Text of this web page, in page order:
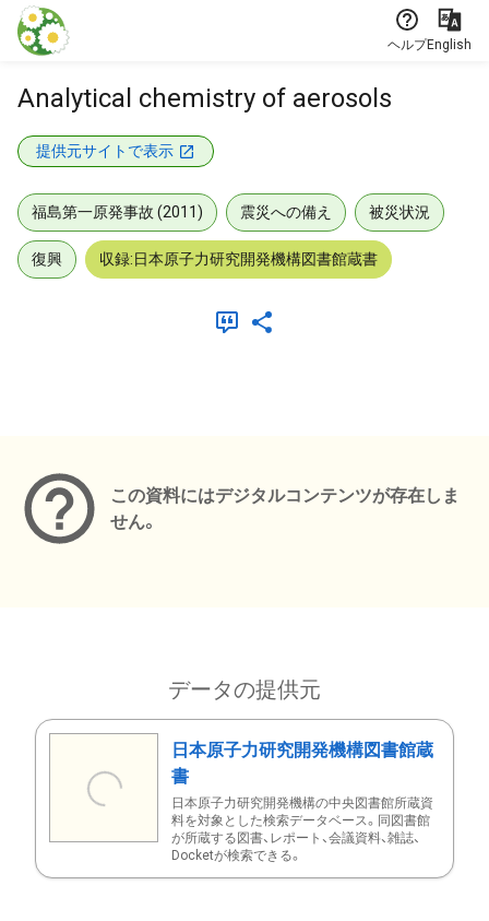
本文に飛ぶ
ヘルプEnglish
Analytical chemistry of aerosols
提供元サイトで表示
福島第一原発事故 (2011) 震災への備え 被災状況
復興 収録:日本原子力研究開発機構図書館蔵書
この資料にはデジタルコンテンツが存在しま
せん。
データの提供元
日本原子力研究開発機構図書館蔵
書
日本原子力研究開発機構の中央図書館所蔵資
料を対象とした検索データベース。同図書館
が所蔵する図書、レポート、会議資料、雑誌、
Docketが検索できる。